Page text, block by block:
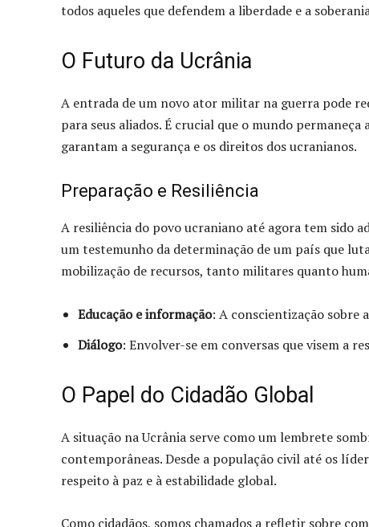
todos aqueles que defendem a liberdade e a
O Futuro da Ucrânia
A entrada de um novo ator militar na guerra pode
para seus aliados. É crucial que o mundo
garantam a segurança e os direitos dos ucranianos.
Preparação e Resiliência
A resiliência do povo ucraniano até agora tem sido
um testemunho da determinação de um país que
mobilização de recursos, tanto militares quanto
Educação e informação: A conscientização sobre
Diálogo: Envolver-se em conversas que visem a
O Papel do Cidadão Global
A situação na Ucrânia serve como um lembrete
contemporâneas. Desde a população civil até os
respeito à paz e à estabilidade global.
Como cidadãos, somos chamados a refletir sobre